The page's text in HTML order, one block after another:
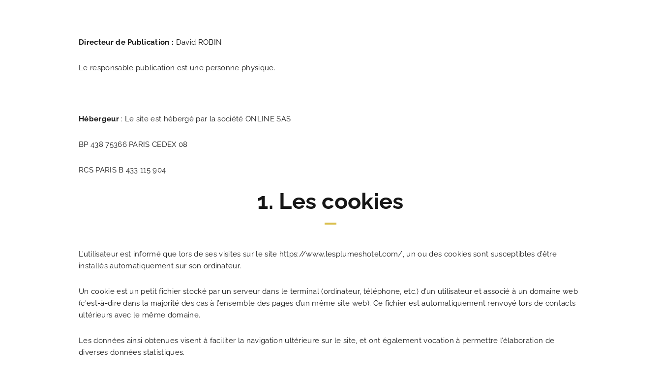
ACCUEIL
Directeur de Publication : David ROBIN
Le responsable publication est une personne physique.
Hébergeur: Le site est hébergé par la société ONLINE SAS
BP 438 75366 PARIS CEDEX 08
RCS PARIS B 433 115 904
1. Les cookies
L’utilisateur est informé que lors de ses visites sur le site https://www.lesplumeshotel.com/, un ou des cookies sont susceptibles d’être
installés automatiquement sur son ordinateur.
Un cookie est un petit fichier stocké par un serveur dans le terminal (ordinateur, téléphone, etc.) d’un utilisateur et associé à un domaine web
(c'est-à-dire dans la majorité des cas à l’ensemble des pages d’un même site web). Ce fichier est automatiquement renvoyé lors de contacts
ultérieurs avec le même domaine.
Les données ainsi obtenues visent à faciliter la navigation ultérieure sur le site, et ont également vocation à permettre l’élaboration de
diverses données statistiques.